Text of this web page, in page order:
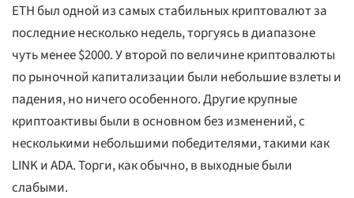
ETH был одной из самых стабильных криптовалют за
последние несколько недель, торгуясь в диапазоне
чуть менее $2000. У второй по величине криптовалюты
по рыночной капитализации были небольшие взлеты и
падения, но ничего особенного. Другие крупные
криптоактивы были в основном без изменений, с
несколькими небольшими победителями, такими как
LINK и ADA. Торги, как обычно, в выходные были
слабыми.